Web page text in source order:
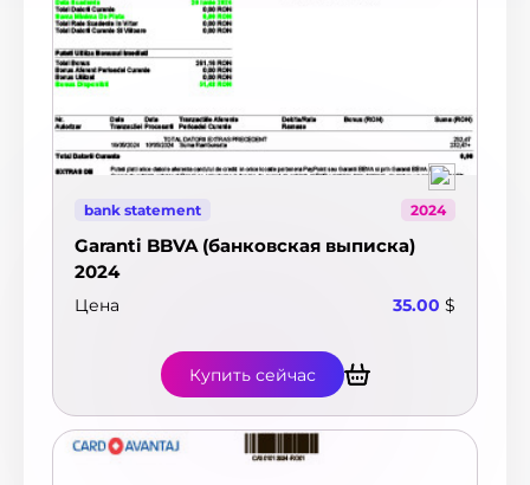
bank statement 2024
Garanti BBVA (банковская выписка)
2024
Цена 35.00 $
Купить сейчас